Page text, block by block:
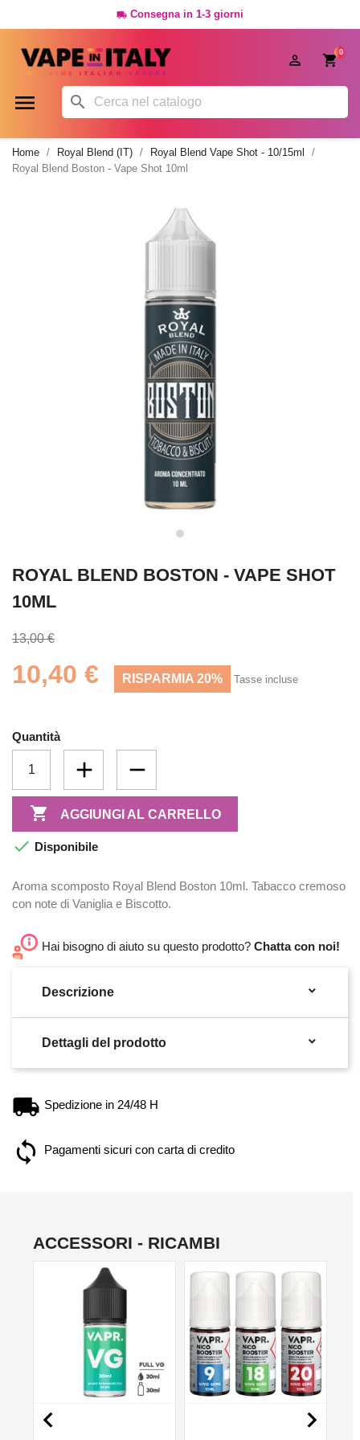
 Consegna in 1-3 giorni
0

 
Home Royal Blend (IT)
Royal Blend Vape Shot - 10/15ml
Royal Blend Boston - Vape Shot 10ml
ROYAL BLEND BOSTON - VAPE SHOT
10ML
13,00 €
10,40 € RISPARMIA 20% Tasse incluse
Quantità
 AGGIUNGI AL CARRELLO
 Disponibile
Aroma scomposto Royal Blend Boston 10ml. Tabacco cremoso
con note di Vaniglia e Biscotto.
Hai bisogno di aiuto su questo prodotto? Chatta con noi!
Descrizione 
Dettagli del prodotto 
Spedizione in 24/48 H
Pagamenti sicuri con carta di credito
ACCESSORI - RICAMBI
 